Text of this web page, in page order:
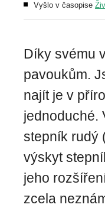
Vyšlo v časopise
Díky svému
pavoukům.
najít je v
jednoduché.
stepník rudý
výskyt
jeho
zcela